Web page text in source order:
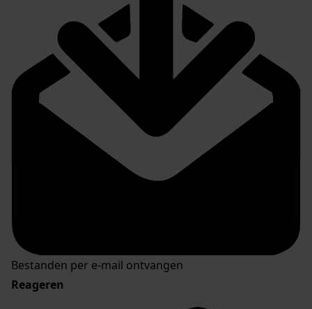
Bestanden per e-mail ontvangen
Reageren